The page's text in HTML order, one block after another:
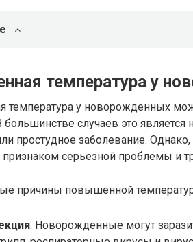
температура у
температура у новорожденных
большинстве случаев это
простудное заболевание.
серьезной проблемы и
причины повышенной
: Новорожденные могут